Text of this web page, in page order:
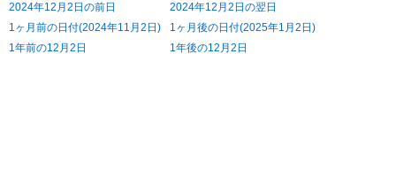
2024年12月2日の前日
2024年12月2日の翌日
1ヶ月前の日付(2024年11月2日)
1ヶ月後の日付(2025年1月2日)
1年前の12月2日
1年後の12月2日